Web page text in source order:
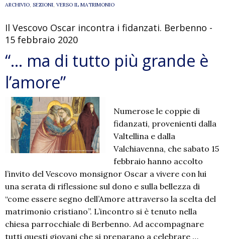
ARCHIVIO, SEZIONI, VERSO IL MATRIMONIO
Il Vescovo Oscar incontra i fidanzati. Berbenno -
15 febbraio 2020
“… ma di tutto più grande è
l’amore”
Numerose le coppie di
fidanzati, provenienti dalla
Valtellina e dalla
Valchiavenna, che sabato 15
febbraio hanno accolto
l’invito del Vescovo monsignor Oscar a vivere con lui
una serata di riflessione sul dono e sulla bellezza di
“come essere segno dell’Amore attraverso la scelta del
matrimonio cristiano”. L’incontro si è tenuto nella
chiesa parrocchiale di Berbenno. Ad accompagnare
tutti questi giovani che si preparano a celebrare …